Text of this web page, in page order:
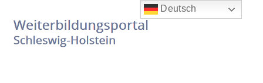
Inhalt
springen
Deutsch